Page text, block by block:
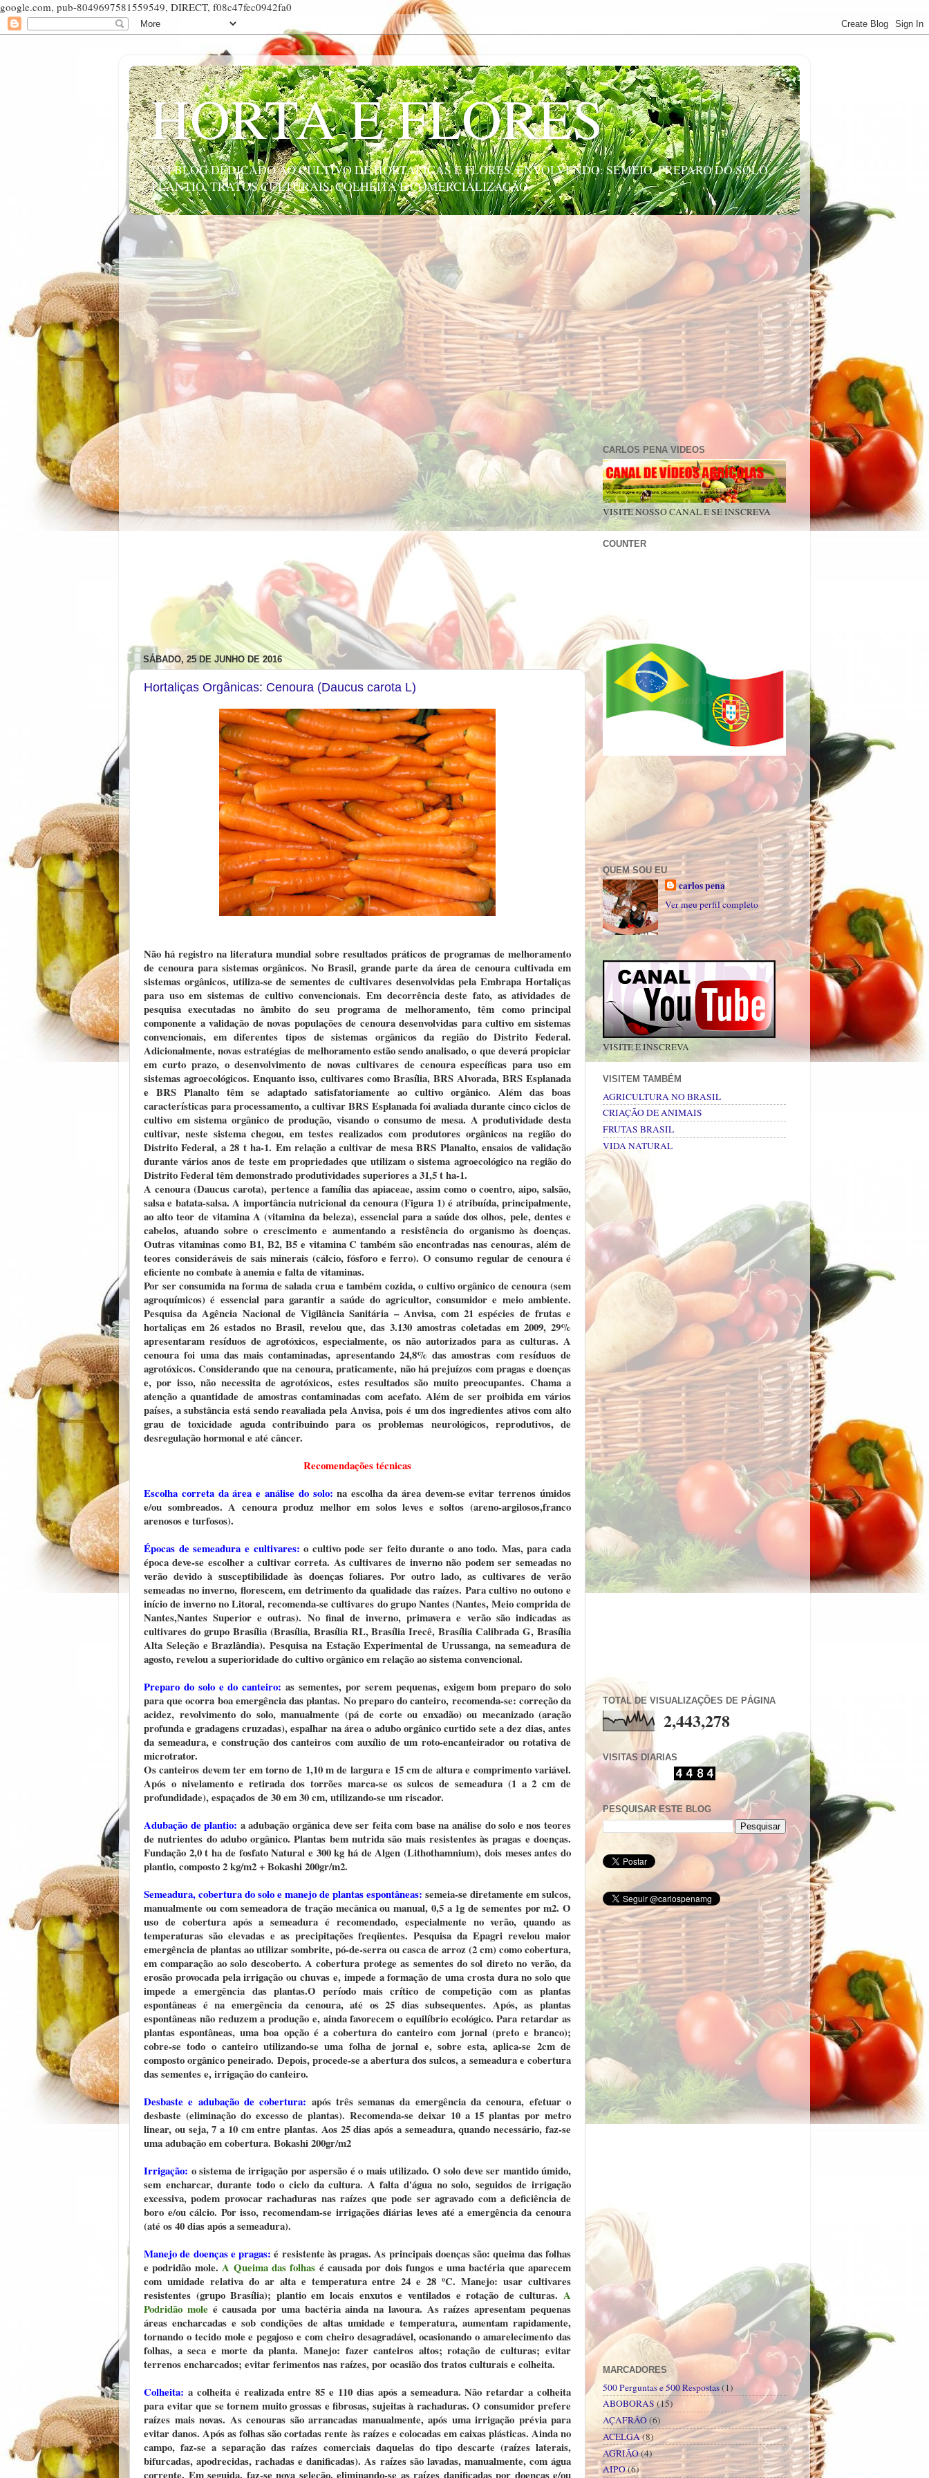
google.com, pub-8049697581559549, DIRECT, f08c47fec0942fa0
HORTA E FLORES
UM BLOG DEDICADO AO CULTIVO DE HORTALIÇAS E FLORES, ENVOLVENDO: SEMEIO, PREPARO DO SOLO,
PLANTIO, TRATOS CULTURAIS, COLHEITA E COMERCIALIZAÇÃO.
SÁBADO, 25 DE JUNHO DE 2016
Hortaliças Orgânicas: Cenoura (Daucus carota L)
Não há registro na literatura mundial sobre resultados práticos de programas de melhoramento
de cenoura para sistemas orgânicos. No Brasil, grande parte da área de cenoura cultivada em
sistemas orgânicos, utiliza-se de sementes de cultivares desenvolvidas pela Embrapa Hortaliças
para uso em sistemas de cultivo convencionais. Em decorrência deste fato, as atividades de
pesquisa executadas no âmbito do seu programa de melhoramento, têm como principal
componente a validação de novas populações de cenoura desenvolvidas para cultivo em sistemas
convencionais, em diferentes tipos de sistemas orgânicos da região do Distrito Federal.
Adicionalmente, novas estratégias de melhoramento estão sendo analisado, o que deverá propiciar
em curto prazo, o desenvolvimento de novas cultivares de cenoura específicas para uso em
sistemas agroecológicos. Enquanto isso, cultivares como Brasília, BRS Alvorada, BRS Esplanada
e BRS Planalto têm se adaptado satisfatoriamente ao cultivo orgânico. Além das boas
características para processamento, a cultivar BRS Esplanada foi avaliada durante cinco ciclos de
cultivo em sistema orgânico de produção, visando o consumo de mesa. A produtividade desta
cultivar, neste sistema chegou, em testes realizados com produtores orgânicos na região do
Distrito Federal, a 28 t ha-1. Em relação a cultivar de mesa BRS Planalto, ensaios de validação
durante vários anos de teste em propriedades que utilizam o sistema agroecológico na região do
Distrito Federal têm demonstrado produtividades superiores a 31,5 t ha-1.
A cenoura (Daucus carota), pertence a família das apiaceae, assim como o coentro, aipo, salsão,
salsa e batata-salsa. A importância nutricional da cenoura (Figura 1) é atribuída, principalmente,
ao alto teor de vitamina A (vitamina da beleza), essencial para a saúde dos olhos, pele, dentes e
cabelos, atuando sobre o crescimento e aumentando a resistência do organismo às doenças.
Outras vitaminas como B1, B2, B5 e vitamina C também são encontradas nas cenouras, além de
teores consideráveis de sais minerais (cálcio, fósforo e ferro). O consumo regular de cenoura é
eficiente no combate à anemia e falta de vitaminas.
Por ser consumida na forma de salada crua e também cozida, o cultivo orgânico de cenoura (sem
agroquímicos) é essencial para garantir a saúde do agricultor, consumidor e meio ambiente.
Pesquisa da Agência Nacional de Vigilância Sanitária – Anvisa, com 21 espécies de frutas e
hortaliças em 26 estados no Brasil, revelou que, das 3.130 amostras coletadas em 2009, 29%
apresentaram resíduos de agrotóxicos, especialmente, os não autorizados para as culturas. A
cenoura foi uma das mais contaminadas, apresentando 24,8% das amostras com resíduos de
agrotóxicos. Considerando que na cenoura, praticamente, não há prejuízos com pragas e doenças
e, por isso, não necessita de agrotóxicos, estes resultados são muito preocupantes. Chama a
atenção a quantidade de amostras contaminadas com acefato. Além de ser proibida em vários
países, a substância está sendo reavaliada pela Anvisa, pois é um dos ingredientes ativos com alto
grau de toxicidade aguda contribuindo para os problemas neurológicos, reprodutivos, de
desregulação hormonal e até câncer.
Recomendações técnicas
Escolha correta da área e análise do solo:na escolha da área devem-se evitar terrenos úmidos
e/ou sombreados. A cenoura produz melhor em solos leves e soltos (areno-argilosos,franco
arenosos e turfosos).
Épocas de semeadura e cultivares: o cultivo pode ser feito durante o ano todo. Mas, para cada
época deve-se escolher a cultivar correta. As cultivares de inverno não podem ser semeadas no
verão devido à susceptibilidade às doenças foliares. Por outro lado, as cultivares de verão
semeadas no inverno, florescem, em detrimento da qualidade das raízes. Para cultivo no outono e
início de inverno no Litoral, recomenda-se cultivares do grupo Nantes (Nantes, Meio comprida de
Nantes,Nantes Superior e outras). No final de inverno, primavera e verão são indicadas as
cultivares do grupo Brasília (Brasília, Brasília RL, Brasília Irecê, Brasília Calibrada G, Brasília
Alta Seleção e Brazlândia). Pesquisa na Estação Experimental de Urussanga, na semeadura de
agosto, revelou a superioridade do cultivo orgânico em relação ao sistema convencional.
Preparo do solo e do canteiro: as sementes, por serem pequenas, exigem bom preparo do solo
para que ocorra boa emergência das plantas. No preparo do canteiro, recomenda-se: correção da
acidez, revolvimento do solo, manualmente (pá de corte ou enxadão) ou mecanizado (aração
profunda e gradagens cruzadas), espalhar na área o adubo orgânico curtido sete a dez dias, antes
da semeadura, e construção dos canteiros com auxílio de um roto-encanteirador ou rotativa de
microtrator.
Os canteiros devem ter em torno de 1,10 m de largura e 15 cm de altura e comprimento variável.
Após o nivelamento e retirada dos torrões marca-se os sulcos de semeadura (1 a 2 cm de
profundidade), espaçados de 30 em 30 cm, utilizando-se um riscador.
Adubação de plantio: a adubação orgânica deve ser feita com base na análise do solo e nos teores
de nutrientes do adubo orgânico. Plantas bem nutrida são mais resistentes às pragas e doenças.
Fundação 2,0 t ha de fosfato Natural e 300 kg há de Algen (Lithothamnium), dois meses antes do
plantio, composto 2 kg/m2 + Bokashi 200gr/m2.
Semeadura, cobertura do solo e manejo de plantas espontâneas: semeia-se diretamente em sulcos,
manualmente ou com semeadora de tração mecânica ou manual, 0,5 a 1g de sementes por m2. O
uso de cobertura após a semeadura é recomendado, especialmente no verão, quando as
temperaturas são elevadas e as precipitações freqüentes. Pesquisa da Epagri revelou maior
emergência de plantas ao utilizar sombrite, pó-de-serra ou casca de arroz (2 cm) como cobertura,
em comparação ao solo descoberto. A cobertura protege as sementes do sol direto no verão, da
erosão provocada pela irrigação ou chuvas e, impede a formação de uma crosta dura no solo que
impede a emergência das plantas.O período mais crítico de competição com as plantas
espontâneas é na emergência da cenoura, até os 25 dias subsequentes. Após, as plantas
espontâneas não reduzem a produção e, ainda favorecem o equilíbrio ecológico. Para retardar as
plantas espontâneas, uma boa opção é a cobertura do canteiro com jornal (preto e branco);
cobre-se todo o canteiro utilizando-se uma folha de jornal e, sobre esta, aplica-se 2cm de
composto orgânico peneirado. Depois, procede-se a abertura dos sulcos, a semeadura e cobertura
das sementes e, irrigação do canteiro.
Desbaste e adubação de cobertura: após três semanas da emergência da cenoura, efetuar o
desbaste (eliminação do excesso de plantas). Recomenda-se deixar 10 a 15 plantas por metro
linear, ou seja, 7 a 10 cm entre plantas. Aos 25 dias após a semeadura, quando necessário, faz-se
uma adubação em cobertura. Bokashi 200gr/m2
Irrigação: o sistema de irrigação por aspersão é o mais utilizado. O solo deve ser mantido úmido,
sem encharcar, durante todo o ciclo da cultura. A falta d'água no solo, seguidos de irrigação
excessiva, podem provocar rachaduras nas raízes que pode ser agravado com a deficiência de
boro e/ou cálcio. Por isso, recomendam-se irrigações diárias leves até a emergência da cenoura
(até os 40 dias após a semeadura).
Manejo de doenças e pragas: é resistente às pragas. As principais doenças são: queima das folhas
e podridão mole.A Queima das folhas é causada por dois fungos e uma bactéria que aparecem
com umidade relativa do ar alta e temperatura entre 24 e 28 ºC. Manejo: usar cultivares
resistentes (grupo Brasília); plantio em locais enxutos e ventilados e rotação de culturas. A
Podridão moleé causada por uma bactéria ainda na lavoura. As raízes apresentam pequenas
áreas encharcadas e sob condições de altas umidade e temperatura, aumentam rapidamente,
tornando o tecido mole e pegajoso e com cheiro desagradável, ocasionando o amarelecimento das
folhas, a seca e morte da planta. Manejo: fazer canteiros altos; rotação de culturas; evitar
terrenos encharcados; evitar ferimentos nas raízes, por ocasião dos tratos culturais e colheita.
Colheita: a colheita é realizada entre 85 e 110 dias após a semeadura. Não retardar a colheita
para evitar que se tornem muito grossas e fibrosas, sujeitas à rachaduras. O consumidor prefere
raízes mais novas. As cenouras são arrancadas manualmente, após uma irrigação prévia para
evitar danos. Após as folhas são cortadas rente às raízes e colocadas em caixas plásticas. Ainda no
campo, faz-se a separação das raízes comerciais daquelas do tipo descarte (raízes laterais,
bifurcadas, apodrecidas, rachadas e danificadas). As raízes são lavadas, manualmente, com água
corrente. Em seguida, faz-se nova seleção, eliminando-se as raízes danificadas por doenças e/ou
CARLOS PENA VIDEOS
VISITE NOSSO CANAL E SE INSCREVA
COUNTER
QUEM SOU EU
carlos pena
Ver meu perfil completo
VISITE E INSCREVA
VISITEM TAMBÉM
AGRICULTURA NO BRASIL
CRIAÇÃO DE ANIMAIS
FRUTAS BRASIL
VIDA NATURAL
TOTAL DE VISUALIZAÇÕES DE PÁGINA
2,443,278
VISITAS DIARIAS
PESQUISAR ESTE BLOG
MARCADORES
500 Perguntas e 500 Respostas(1)
ABOBORAS (15)
AÇAFRÃO(6)
ACELGA(8)
AGRIÃO(4)
AIPO(6)